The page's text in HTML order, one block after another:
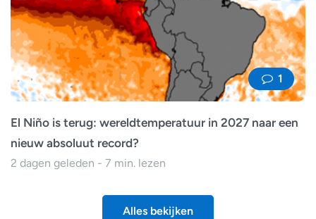
1
El Niño is terug: wereldtemperatuur in 2027 naar een
nieuw absoluut record?
2 dagen geleden - 7 min. lezen
Alles bekijken